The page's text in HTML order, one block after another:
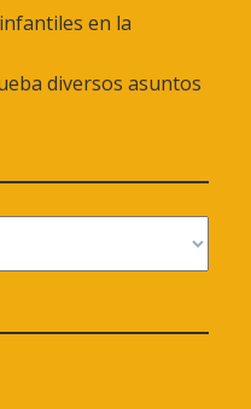
en la
diversos asuntos